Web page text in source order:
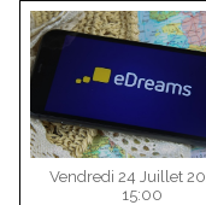
Vendredi 24 Juillet
15:00